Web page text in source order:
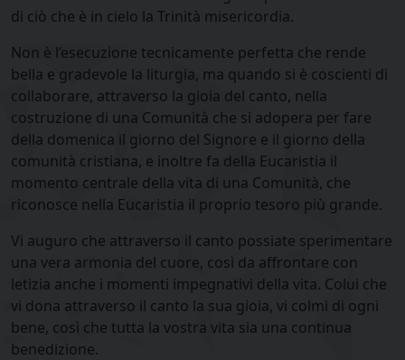
di ciò che è in cielo la Trinità misericordia.
Non è l’esecuzione tecnicamente perfetta che rende
bella e gradevole la liturgia, ma quando si è coscienti di
collaborare, attraverso la gioia del canto, nella
costruzione di una Comunità che si adopera per fare
della domenica il giorno del Signore e il giorno della
comunità cristiana, e inoltre fa della Eucaristia il
momento centrale della vita di una Comunità, che
riconosce nella Eucaristia il proprio tesoro più grande.
Vi auguro che attraverso il canto possiate sperimentare
una vera armonia del cuore, così da affrontare con
letizia anche i momenti impegnativi della vita. Colui che
vi dona attraverso il canto la sua gioia, vi colmi di ogni
bene, così che tutta la vostra vita sia una continua
benedizione.